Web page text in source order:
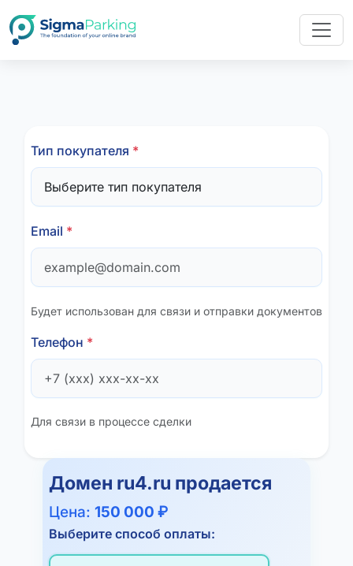
Тип покупателя *
Email *
Будет использован для связи и отправки документов
Телефон *
Для связи в процессе сделки
Домен ru4.ru продается
Цена: 150 000 ₽
Выберите способ оплаты: